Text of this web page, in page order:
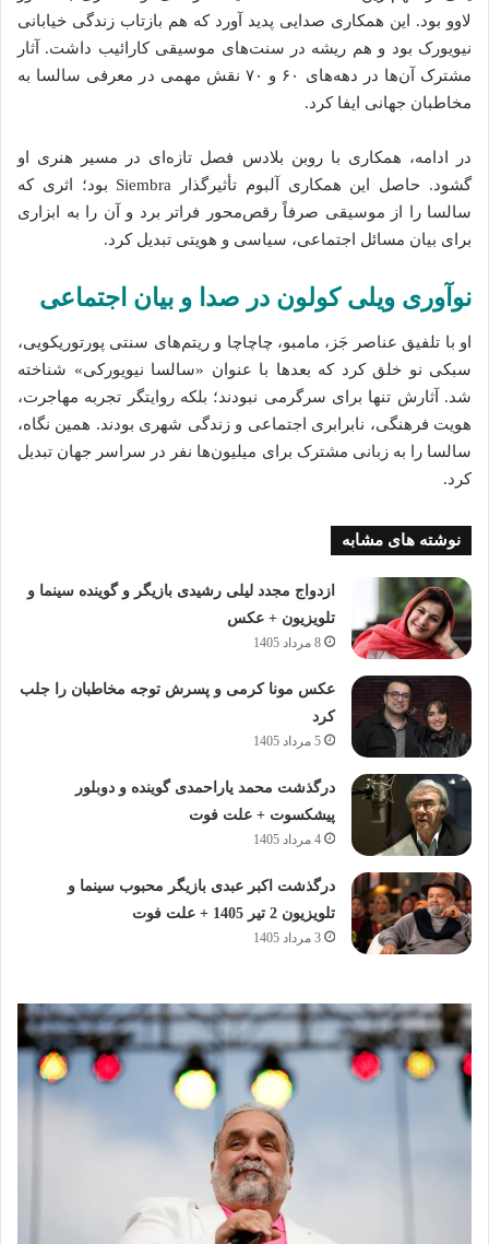
لاوو بود. این همکاری صدایی پدید آورد که هم بازتاب زندگی خیابانی
نیویورک بود و هم ریشه در سنت‌های موسیقی کارائیب داشت. آثار
مشترک آن‌ها در دهه‌های ۶۰ و ۷۰ نقش مهمی در معرفی سالسا به
مخاطبان جهانی ایفا کرد.
در ادامه، همکاری باروبن بلادس فصل تازه‌ای در مسیر هنری او
گشود. حاصل این همکاری آلبوم تأثیرگذار Siembra بود؛ اثری که
سالسا را از موسیقی صرفاً رقص‌محور فراتر برد و آن را به ابزاری
برای بیان مسائل اجتماعی، سیاسی و هویتی تبدیل کرد.
نوآوری ویلی کولون در صدا و بیان اجتماعی
او با تلفیق عناصر جَز، مامبو، چاچاچا و ریتم‌های سنتی پورتوریکویی،
سبکی نو خلق کرد که بعدها با عنوان «سالسا نیویورکی» شناخته
شد. آثارش تنها برای سرگرمی نبودند؛ بلکه روایتگر تجربه مهاجرت،
هویت فرهنگی، نابرابری اجتماعی و زندگی شهری بودند. همین نگاه،
سالسا را به زبانی مشترک برای میلیون‌ها نفر در سراسر جهان تبدیل
کرد.
نوشته های مشابه
ازدواج مجدد لیلی رشیدی بازیگر و گوینده سینما و
تلویزیون + عکس
8 مرداد 1405
عکس مونا کرمی و پسرش توجه مخاطبان را جلب
کرد
5 مرداد 1405
درگذشت محمد یاراحمدی گوینده و دوبلور
پیشکسوت + علت فوت
4 مرداد 1405
درگذشت اکبر عبدی بازیگر محبوب سینما و
تلویزیون 2 تیر 1405 + علت فوت
3 مرداد 1405